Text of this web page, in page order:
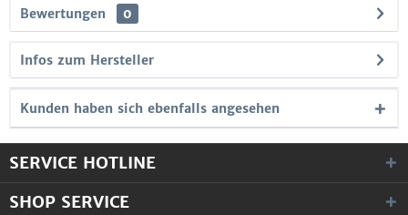
Bewertungen 0
Infos zum Hersteller
Kunden haben sich ebenfalls angesehen
SERVICE HOTLINE
SHOP SERVICE